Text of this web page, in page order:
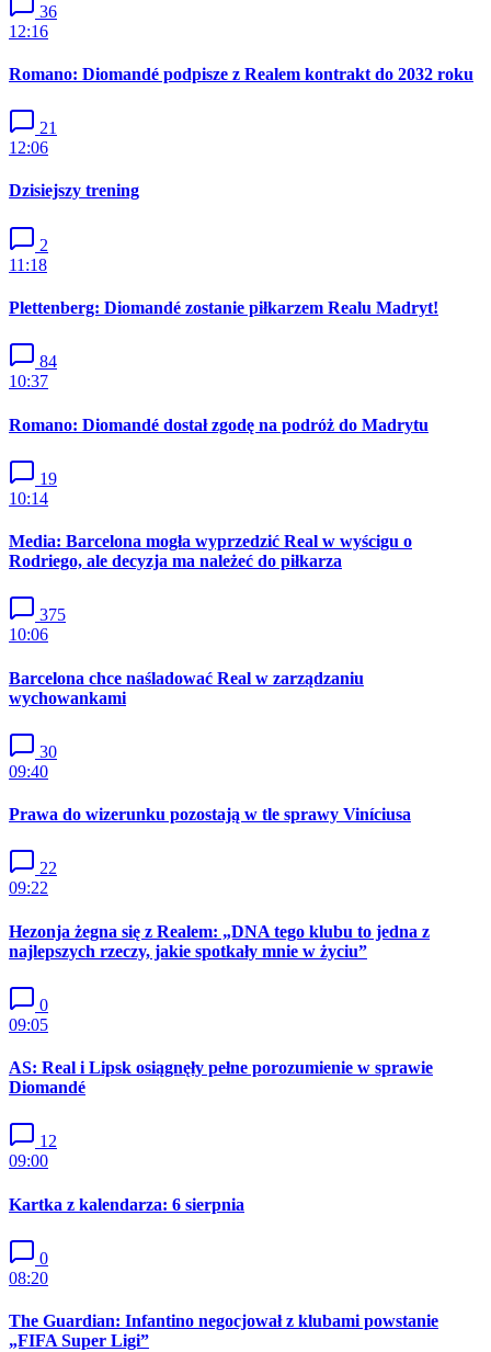
36
12:16
Romano: Diomandé podpisze z Realem kontrakt do 2032 roku
21
12:06
Dzisiejszy trening
2
11:18
Plettenberg: Diomandé zostanie piłkarzem Realu Madryt!
84
10:37
Romano: Diomandé dostał zgodę na podróż do Madrytu
19
10:14
Media: Barcelona mogła wyprzedzić Real w wyścigu o
Rodriego, ale decyzja ma należeć do piłkarza
375
10:06
Barcelona chce naśladować Real w zarządzaniu
wychowankami
30
09:40
Prawa do wizerunku pozostają w tle sprawy Viníciusa
22
09:22
Hezonja żegna się z Realem: „DNA tego klubu to jedna z
najlepszych rzeczy, jakie spotkały mnie w życiu”
0
09:05
AS: Real i Lipsk osiągnęły pełne porozumienie w sprawie
Diomandé
12
09:00
Kartka z kalendarza: 6 sierpnia
0
08:20
The Guardian: Infantino negocjował z klubami powstanie
„FIFA Super Ligi”